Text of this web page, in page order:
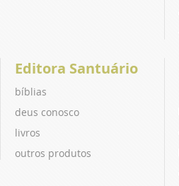
Editora Santuário
bíblias
deus conosco
livros
outros produtos